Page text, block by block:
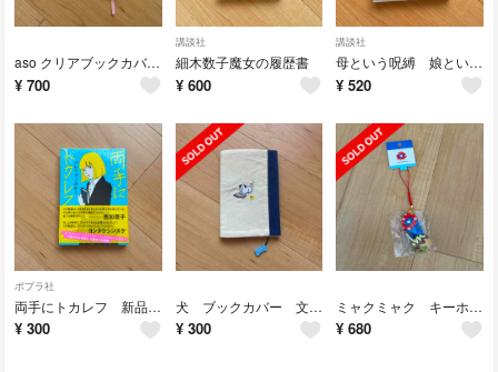
aso クリアブックカバー ピンク 文庫本サイズ
¥ 700
講談社
細木数子魔女の履歴書
¥ 600
講談社
母という呪縛 娘という牢獄
¥ 520
ポプラ社
両手にトカレフ 新品未開封
¥ 300
犬 ブックカバー 文庫本サイズ
¥ 300
ミャクミャク キーホルダー 大阪 新品未開封
¥ 680